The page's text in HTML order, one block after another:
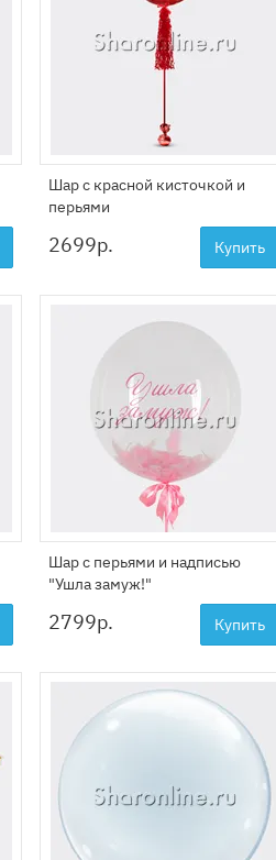
Шар с красной кисточкой и
перьями
2699р. Купить
Шар с перьями и надписью
"Ушла замуж!"
2799р. Купить